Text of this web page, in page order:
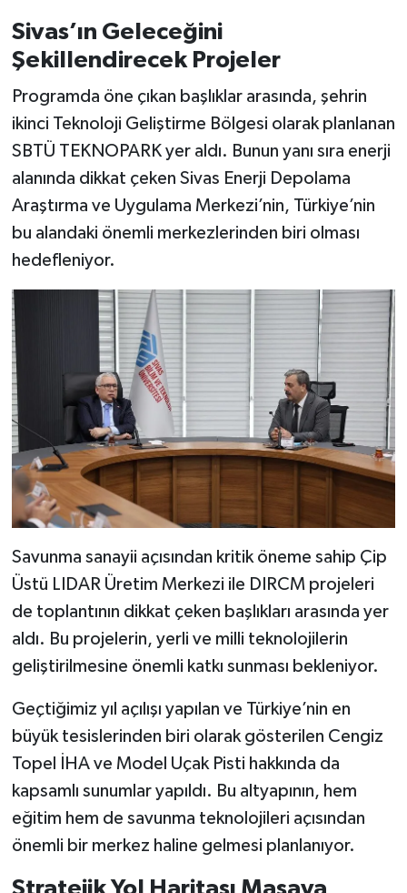
Sivas’ın Geleceğini
Şekillendirecek Projeler
Programda öne çıkan başlıklar arasında, şehrin
ikinci Teknoloji Geliştirme Bölgesi olarak planlanan
SBTÜ TEKNOPARK yer aldı. Bunun yanı sıra enerji
alanında dikkat çeken Sivas Enerji Depolama
Araştırma ve Uygulama Merkezi’nin, Türkiye’nin
bu alandaki önemli merkezlerinden biri olması
hedefleniyor.
Savunma sanayii açısından kritik öneme sahip Çip
Üstü LIDAR Üretim Merkezi ile DIRCM projeleri
de toplantının dikkat çeken başlıkları arasında yer
aldı. Bu projelerin, yerli ve milli teknolojilerin
geliştirilmesine önemli katkı sunması bekleniyor.
Geçtiğimiz yıl açılışı yapılan ve Türkiye’nin en
büyük tesislerinden biri olarak gösterilen Cengiz
Topel İHA ve Model Uçak Pisti hakkında da
kapsamlı sunumlar yapıldı. Bu altyapının, hem
eğitim hem de savunma teknolojileri açısından
önemli bir merkez haline gelmesi planlanıyor.
Stratejik Yol Haritası Masaya